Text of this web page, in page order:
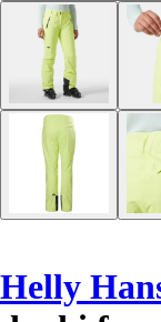
Helly